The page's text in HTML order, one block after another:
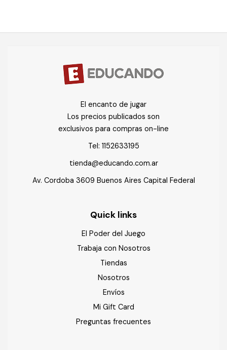
El encanto de jugar
Los precios publicados son
exclusivos para compras on-line
Tel: 1152633195
tienda@educando.com.ar
Av. Cordoba 3609 Buenos Aires Capital Federal
Quick links
El Poder del Juego
Trabaja con Nosotros
Tiendas
Nosotros
Envíos
Mi Gift Card
Preguntas frecuentes